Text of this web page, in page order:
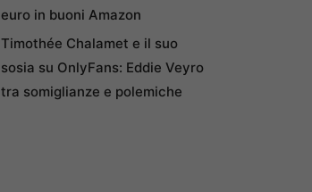
euro in buoni Amazon
Timothée Chalamet e il suo
sosia su OnlyFans: Eddie Veyro
tra somiglianze e polemiche